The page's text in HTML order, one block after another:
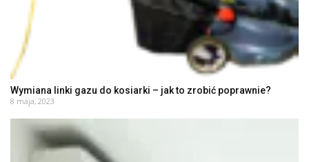
Wymiana linki gazu do kosiarki – jak to zrobić poprawnie?
8 maja, 2023